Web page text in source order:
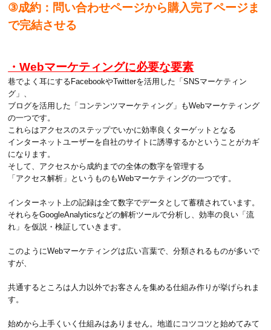
③成約：問い合わせページから購入完了ページま
で完結させる
・Webマーケティングに必要な要素
巷でよく耳にするFacebookやTwitterを活用した「SNSマーケティン
グ」、
ブログを活用した「コンテンツマーケティング」もWebマーケティング
の一つです。
これらはアクセスのステップでいかに効率良くターゲットとなる
インターネットユーザーを自社のサイトに誘導するかということがカギ
になります。
そして、アクセスから成約までの全体の数字を管理する
「アクセス解析」というものもWebマーケティングの一つです。
インターネット上の記録は全て数字でデータとして蓄積されています。
それらをGoogleAnalyticsなどの解析ツールで分析し、効率の良い「流
れ」を仮説・検証していきます。
このようにWebマーケティングは広い言葉で、分類されるものが多いで
すが、
共通するところは人力以外でお客さんを集める仕組み作りが挙げられま
す。
始めから上手くいく仕組みはありません。地道にコツコツと始めてみて